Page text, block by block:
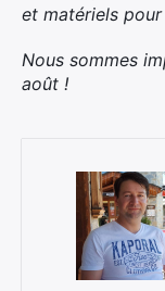
et matériels
Nous sommes
août !
Rechercher